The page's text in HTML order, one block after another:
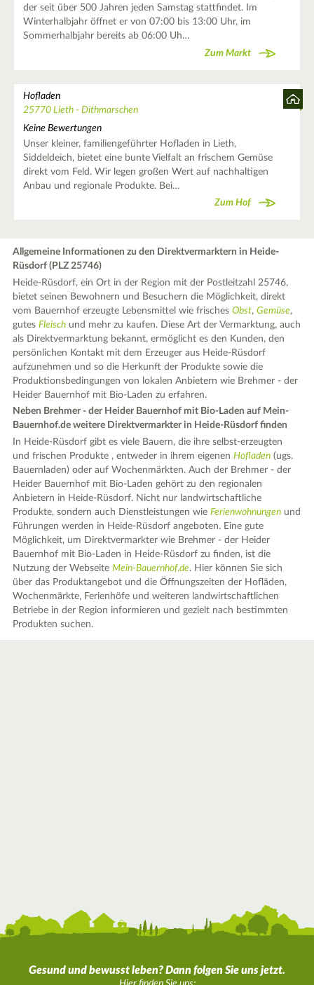
der seit über 500 Jahren jeden Samstag stattfindet. Im
Winterhalbjahr öffnet er von 07:00 bis 13:00 Uhr, im
Sommerhalbjahr bereits ab 06:00 Uh…
Zum Markt
Hofladen
25770 Lieth - Dithmarschen
Keine Bewertungen
Unser kleiner, familiengeführter Hofladen in Lieth,
Siddeldeich, bietet eine bunte Vielfalt an frischem Gemüse
direkt vom Feld. Wir legen großen Wert auf nachhaltigen
Anbau und regionale Produkte. Bei…
Zum Hof
Allgemeine Informationen zu den Direktvermarktern in Heide-
Rüsdorf (PLZ 25746)
Heide-Rüsdorf, ein Ort in der Region mit der Postleitzahl 25746,
bietet seinen Bewohnern und Besuchern die Möglichkeit, direkt
vom Bauernhof erzeugte Lebensmittel wie frischesObst,Gemüse,
gutesFleisch und mehr zu kaufen. Diese Art der Vermarktung, auch
als Direktvermarktung bekannt, ermöglicht es den Kunden, den
persönlichen Kontakt mit dem Erzeuger aus Heide-Rüsdorf
aufzunehmen und so die Herkunft der Produkte sowie die
Produktionsbedingungen von lokalen Anbietern wie Brehmer - der
Heider Bauernhof mit Bio-Laden zu erfahren.
Neben Brehmer - der Heider Bauernhof mit Bio-Laden auf Mein-
Bauernhof.de weitere Direktvermarkter in Heide-Rüsdorf finden
In Heide-Rüsdorf gibt es viele Bauern, die ihre selbst-erzeugten
und frischen Produkte , entweder in ihrem eigenenHofladen (ugs.
Bauernladen) oder auf Wochenmärkten. Auch der Brehmer - der
Heider Bauernhof mit Bio-Laden gehört zu den regionalen
Anbietern in Heide-Rüsdorf. Nicht nur landwirtschaftliche
Produkte, sondern auch Dienstleistungen wieFerienwohnungen und
Führungen werden in Heide-Rüsdorf angeboten. Eine gute
Möglichkeit, um Direktvermarkter wie Brehmer - der Heider
Bauernhof mit Bio-Laden in Heide-Rüsdorf zu finden, ist die
Nutzung der WebseiteMein-Bauernhof.de. Hier können Sie sich
über das Produktangebot und die Öffnungszeiten der Hofläden,
Wochenmärkte, Ferienhöfe und weiteren landwirtschaftlichen
Betriebe in der Region informieren und gezielt nach bestimmten
Produkten suchen.
Gesund und bewusst leben? Dann folgen Sie uns jetzt.